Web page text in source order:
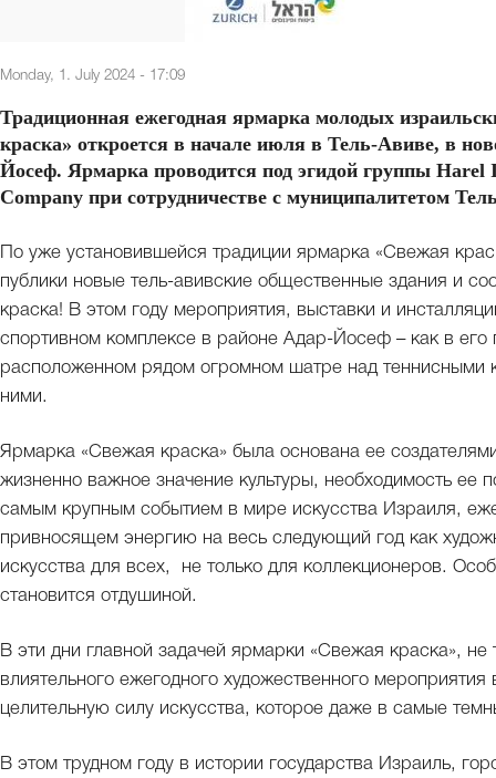
Monday, 1. July 2024 - 17:09
Традиционная ежегодная ярмарка молодых
краска» откроется в начале июля в Тель-Авиве, в
Йосеф. Ярмарка проводится под эгидой группы
Company при сотрудничестве с муниципалитетом
По уже установившейся традиции ярмарка «Свежая
публики новые тель-авивские общественные здания и
краска! В этом году мероприятия, выставки и
спортивном комплексе в районе Адар-Йосеф – как в его
расположенном рядом огромном шатре над теннисными
ними.
Ярмарка «Свежая краска» была основана ее
жизненно важное значение культуры, необходимость ее
самым крупным событием в мире искусства Израиля,
привносящем энергию на весь следующий год как
искусства для всех, не только для коллекционеров.
становится отдушиной.
В эти дни главной задачей ярмарки «Свежая краска»,
влиятельного ежегодного художественного
целительную силу искусства, которое даже в самые
В этом трудном году в истории государства Израиль,